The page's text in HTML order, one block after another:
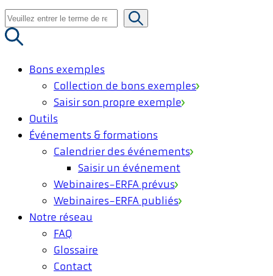
Recherche
de
Bons exemples
Collection de bons exemples
Saisir son propre exemple
Outils
Événements & formations
Calendrier des événements
Saisir un événement
Webinaires-ERFA prévus
Webinaires-ERFA publiés
Notre réseau
FAQ
Glossaire
Contact